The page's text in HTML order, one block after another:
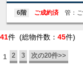
6階 ご成約済 管：ご
41件 (総物件数： 45件)
1 2 3 次の20件>>